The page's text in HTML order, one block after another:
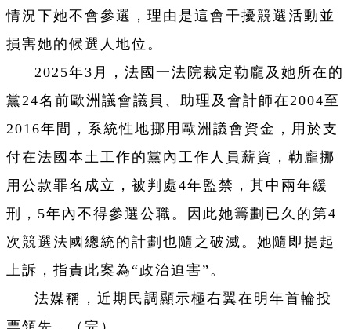
情況下她不會參選，理由是這會干擾競選活動並
損害她的候選人地位。
2025年3月，法國一法院裁定勒龐及她所在的
黨24名前歐洲議會議員、助理及會計師在2004至
2016年間，系統性地挪用歐洲議會資金，用於支
付在法國本土工作的黨內工作人員薪資，勒龐挪
用公款罪名成立，被判處4年監禁，其中兩年緩
刑，5年內不得參選公職。因此她籌劃已久的第4
次競選法國總統的計劃也隨之破滅。她隨即提起
上訴，指責此案為“政治迫害”。
法媒稱，近期民調顯示極右翼在明年首輪投